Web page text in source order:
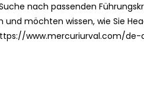
nach passenden
und möchten wissen, wie Sie
www.mercuriurval.com/de-